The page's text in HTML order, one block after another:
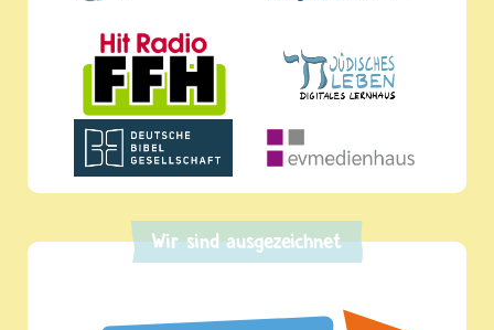
Wir sind ausgezeichnet